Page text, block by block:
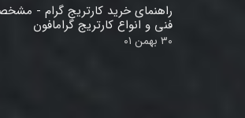
راهنمای خرید کارتریج گرام -
فنی و انواع کارتریج گرامافون
۳۰ بهمن ۰۱